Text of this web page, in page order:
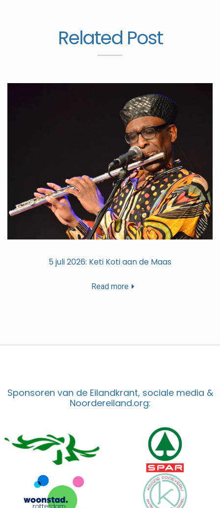
Related Post
5 juli 2026: Keti Koti aan de Maas
Read more
Sponsoren van de Eilandkrant, sociale media &
Noordereiland.org: